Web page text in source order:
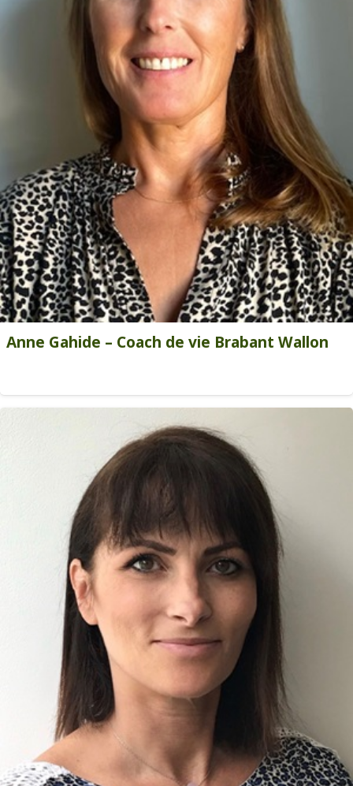
Anne Gahide – Coach de vie Brabant Wallon